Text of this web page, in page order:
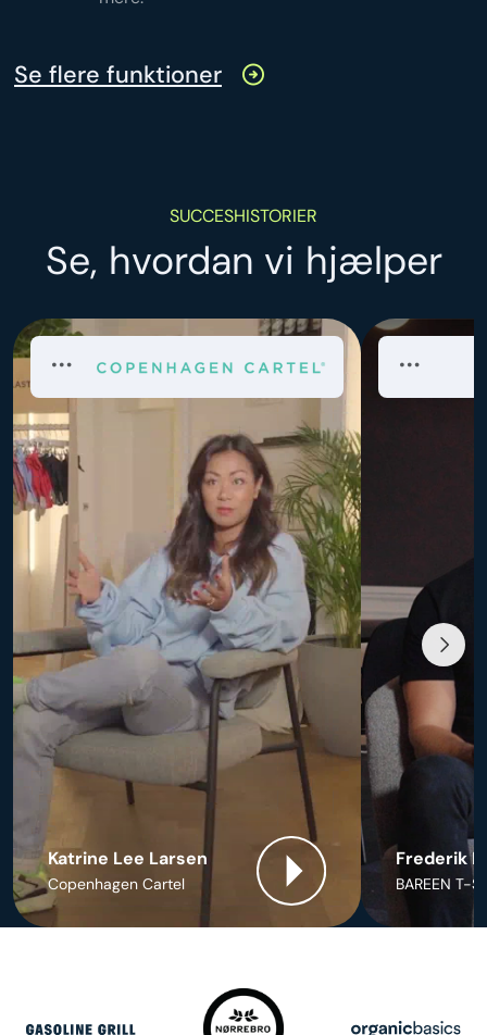
Se flere funktioner
SUCCESHISTORIER
Se, hvordan vi hjælper
Frederik
BAREEN T-
Katrine Lee Larsen
Copenhagen Cartel